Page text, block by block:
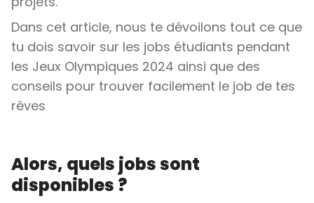
Dans cet article, nous te dévoilons tout ce que
tu dois savoir sur les jobs étudiants pendant
les Jeux Olympiques 2024 ainsi que des
conseils pour trouver facilement le job de tes
rêves
Alors, quels jobs sont
disponibles ?